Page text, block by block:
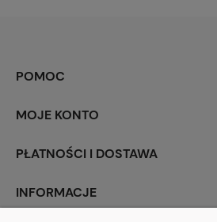
POMOC
MOJE KONTO
PŁATNOŚCI I DOSTAWA
INFORMACJE